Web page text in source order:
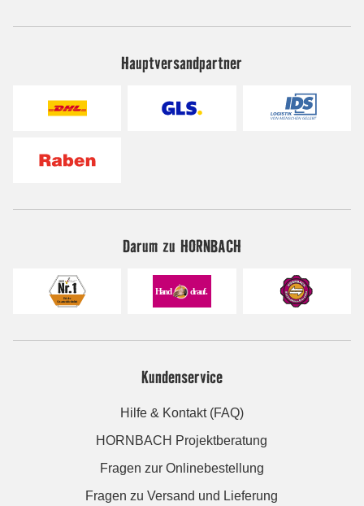
Hauptversandpartner
Darum zu HORNBACH
Kundenservice
Hilfe & Kontakt (FAQ)
HORNBACH Projektberatung
Fragen zur Onlinebestellung
Fragen zu Versand und Lieferung